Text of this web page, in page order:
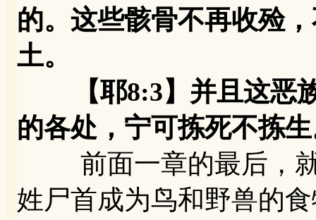
的。这些骸骨不再收殓
土。
【耶8:3】并且这恶族
的各处，宁可拣死不拣
前面一章的最后，就
姓尸首成为鸟和野兽的